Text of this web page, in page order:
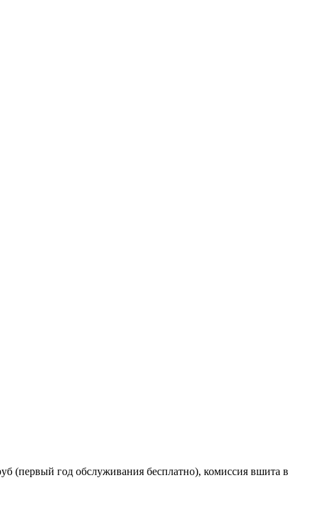
(первый год обслуживания бесплатно), комиссия вшита в